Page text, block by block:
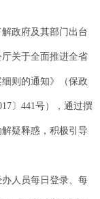
政府及其部门出台
关于全面推进全省
则的通知》（保政
〕441号），通过撰
疑释惑，积极引导
人员每日登录、每